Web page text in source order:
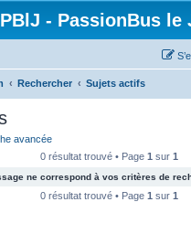
PBlJ - PassionBus le
Rechercher Sujets actifs
avancée
0 résultat trouvé • Page 1 sur 1
ne correspond à vos critères de
0 résultat trouvé • Page 1 sur 1